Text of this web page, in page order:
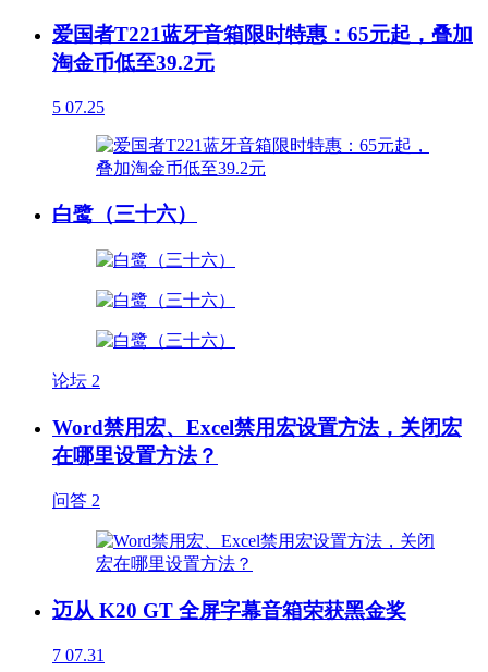
爱国者T221蓝牙音箱限时特惠：65元起，叠加
淘金币低至39.2元
5 07.25
白鹭（三十六）
论坛 2
Word禁用宏、Excel禁用宏设置方法，关闭宏
在哪里设置方法？
问答 2
迈从 K20 GT 全屏字幕音箱荣获黑金奖
7 07.31